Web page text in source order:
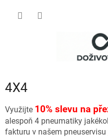
4X4
Využijte 10% slevu na
alespoň 4 pneumatiky
fakturu v našem pneuservisu